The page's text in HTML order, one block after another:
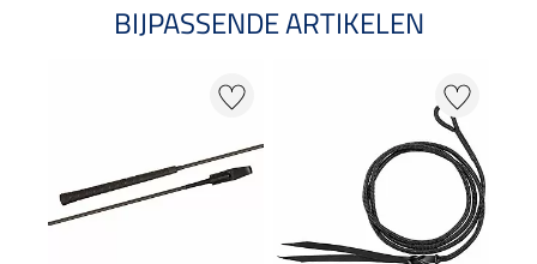
BIJPASSENDE ARTIKELEN